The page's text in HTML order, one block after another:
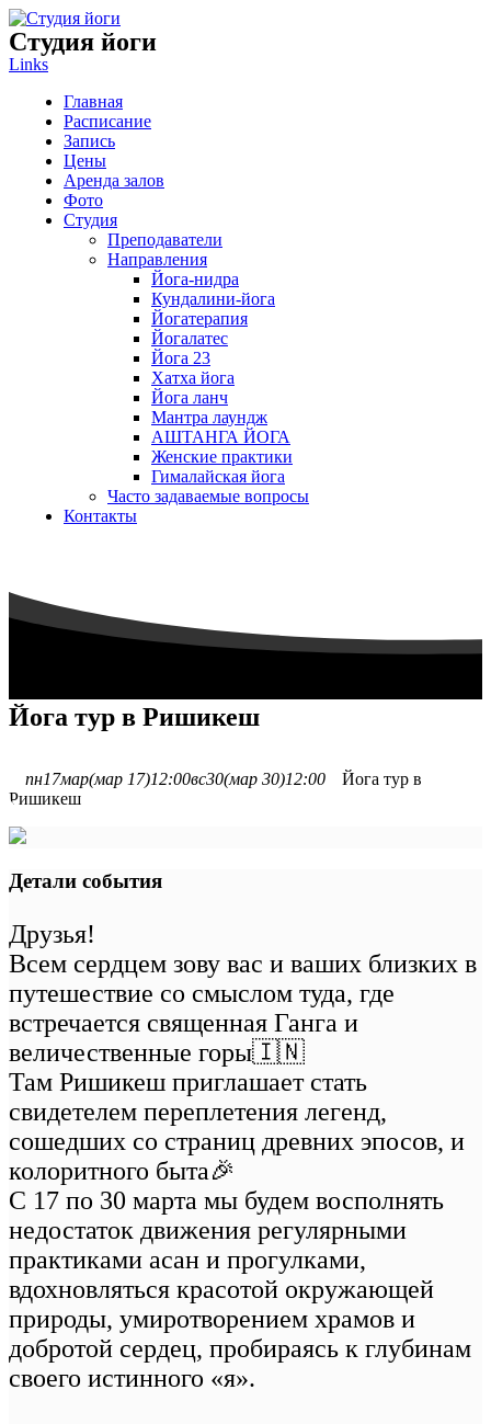
Студия йоги
Links
Главная
Расписание
Запись
Цены
Аренда залов
Фото
Студия
Преподаватели
Направления
Йога-нидра
Кундалини-йога
Йогатерапия
Йогалатес
Йога 23
Хатха йога
Йога ланч
Мантра лаундж
АШТАНГА ЙОГА
Женские практики
Гималайская йога
Часто задаваемые вопросы
Контакты
Йога тур в Ришикеш
пн17мар(мар 17)12:00вс30(мар 30)12:00
Йога тур в
Ришикеш
Детали события
Друзья!
Всем сердцем зову вас и ваших близких в
путешествие со смыслом туда, где
встречается священная Ганга и
величественные горы🇮🇳
Там Ришикеш приглашает стать
свидетелем переплетения легенд,
сошедших со страниц древних эпосов, и
колоритного быта🎉
С 17 по 30 марта мы будем восполнять
недостаток движения регулярными
практиками асан и прогулками,
вдохновляться красотой окружающей
природы, умиротворением храмов и
добротой сердец, пробираясь к глубинам
своего истинного «я».